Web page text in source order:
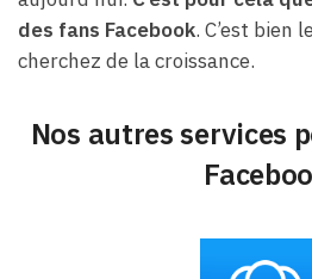
des fans Facebook. C’est bien
cherchez de la croissance.
Nos autres services